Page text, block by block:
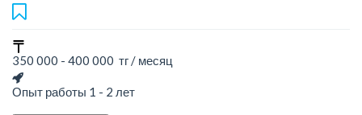
350 000 - 400 000 тг / месяц
Опыт работы 1 - 2 лет